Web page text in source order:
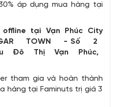
áp dụng mua hàng tại
tại Vạn Phúc City
TOWN - Số 2
Đô Thị Vạn Phúc,
tham gia và hoàn thành
hàng tại Faminuts trị giá 3